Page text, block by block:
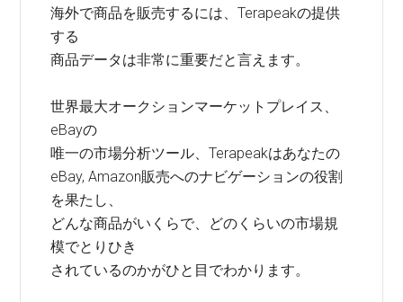
海外で商品を販売するには、Terapeakの提供
する
商品データは非常に重要だと言えます。
世界最大オークションマーケットプレイス、
eBayの
唯一の市場分析ツール、Terapeakはあなたの
eBay, Amazon販売へのナビゲーションの役割
を果たし、
どんな商品がいくらで、どのくらいの市場規
模でとりひき
されているのかがひと目でわかります。